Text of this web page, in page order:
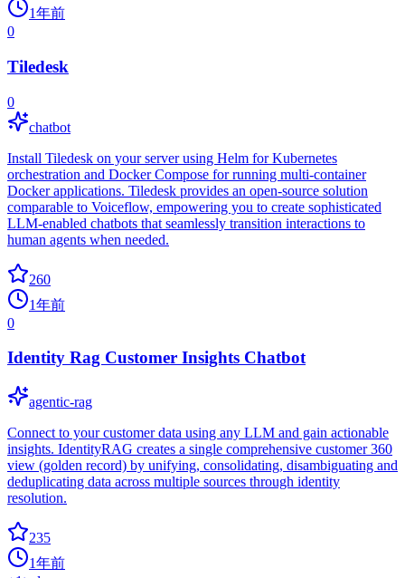
1年前
0
Tiledesk
0
chatbot
Install Tiledesk on your server using Helm for Kubernetes
orchestration and Docker Compose for running multi-container
Docker applications. Tiledesk provides an open-source solution
comparable to Voiceflow, empowering you to create sophisticated
LLM-enabled chatbots that seamlessly transition interactions to
human agents when needed.
260
1年前
0
Identity Rag Customer Insights Chatbot
agentic-rag
Connect to your customer data using any LLM and gain actionable
insights. IdentityRAG creates a single comprehensive customer 360
view (golden record) by unifying, consolidating, disambiguating and
deduplicating data across multiple sources through identity
resolution.
235
1年前